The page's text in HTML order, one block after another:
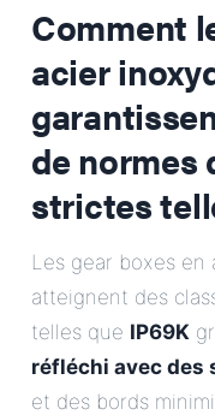
Comment
acier
de normes
strictes
Les gear boxes en
atteignent des
telles que IP69K
réfléchi avec des
et des bords